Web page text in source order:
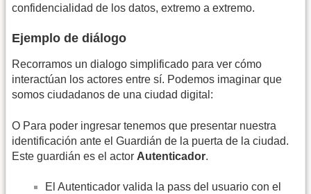
confidencialidad de los datos, extremo a extremo.
Ejemplo de diálogo
Recorramos un dialogo simplificado para ver cómo
interactúan los actores entre sí. Podemos imaginar que
somos ciudadanos de una ciudad digital:
O Para poder ingresar tenemos que presentar nuestra
identificación ante el Guardián de la puerta de la ciudad.
Este guardián es el actor Autenticador.
El Autenticador valida la pass del usuario con el